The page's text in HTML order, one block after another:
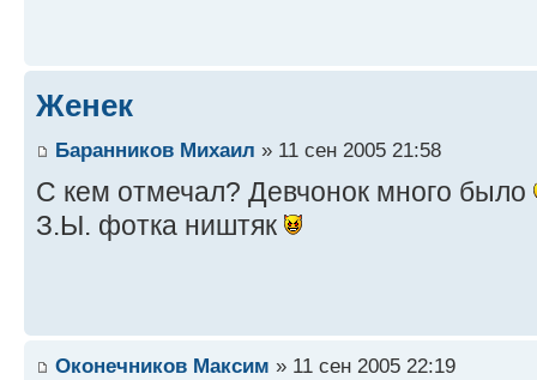
Женек
Баранников Михаил » 11 сен 2005 21:58
С кем отмечал? Девчонок много было
З.Ы. фотка ништяк
Оконечников Максим » 11 сен 2005 22:19